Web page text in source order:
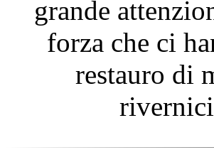
grande
forza che ci
restauro di